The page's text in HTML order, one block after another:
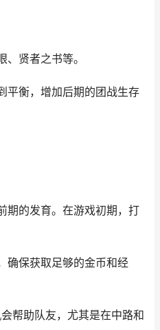
贤者之书等。
平衡，增加后期的团战生存
期的发育。在游戏初期，打
确保获取足够的金币和经
帮助队友，尤其是在中路和